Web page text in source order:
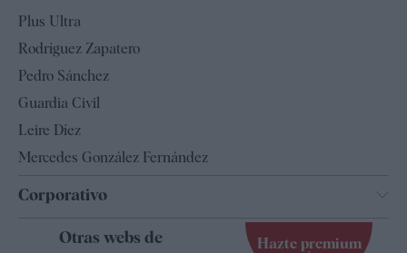
Televisión
Plus Ultra
Rodríguez Zapatero
Pedro Sánchez
Guardia Civil
Leire Díez
Mercedes González Fernández
Corporativo
Contacto
Otras webs de Hazte premium